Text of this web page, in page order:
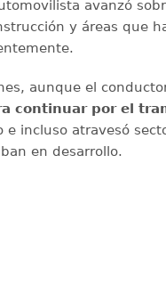
avanzó
y áreas que
aunque el
continuar por el
e incluso atravesó
en desarrollo.